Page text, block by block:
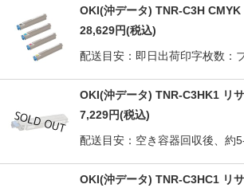
OKI(沖データ) TNR-C3H CMYK
28,629円(税込)
配送目安：即日出荷印字枚数：
OKI(沖データ) TNR-C3HK1 リ
7,229円(税込)
配送目安：空き容器回収後、約
OKI(沖データ) TNR-C3HC1 リ